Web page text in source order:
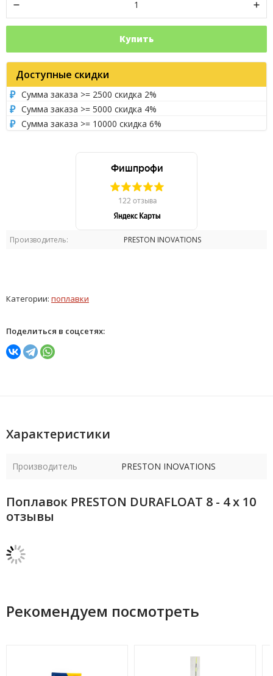
Производитель: PRESTON INOVATIONS
Купить
Доступные скидки
Сумма заказа >= 2500 скидка 2%
Сумма заказа >= 5000 скидка 4%
Сумма заказа >= 10000 скидка 6%
Категории: поплавки
Поделиться в соцсетях:
Характеристики
Производитель PRESTON INOVATIONS
Поплавок PRESTON DURAFLOAT 8 - 4 x 10
отзывы
Рекомендуем посмотреть